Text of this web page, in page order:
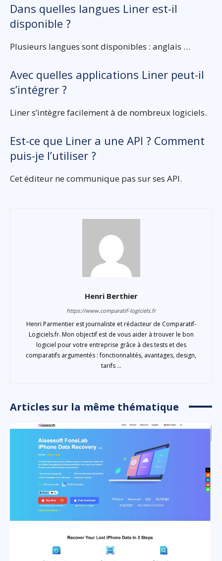
Dans quelles langues Liner est-il
disponible ?
Plusieurs langues sont disponibles : anglais …
Avec quelles applications Liner peut-il
s’intégrer ?
Liner s’intègre facilement à de nombreux logiciels.
Est-ce que Liner a une API ? Comment
puis-je l’utiliser ?
Cet éditeur ne communique pas sur ses API.
Henri Berthier
https://www.comparatif-logiciels.fr
Henri Parmentier est journaliste et rédacteur de Comparatif-
Logiciels.fr. Mon objectif est de vous aider à trouver le bon
logiciel pour votre entreprise grâce à des tests et des
comparatifs argumentés : fonctionnalités, avantages, design,
tarifs ...
Articles sur la même thématique